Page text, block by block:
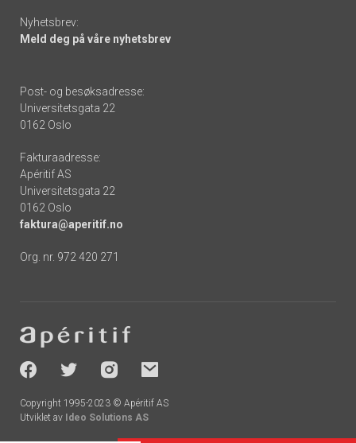
Nyhetsbrev:
Meld deg på våre nyhetsbrev
Post- og besøksadresse:
Universitetsgata 22
0162 Oslo
Fakturaadresse:
Apéritif AS
Universitetsgata 22
0162 Oslo
faktura@aperitif.no
Org. nr. 972 420 271
-
socials
Copyright 1995-2023 © Apéritif AS
Utviklet av Ideo Solutions AS